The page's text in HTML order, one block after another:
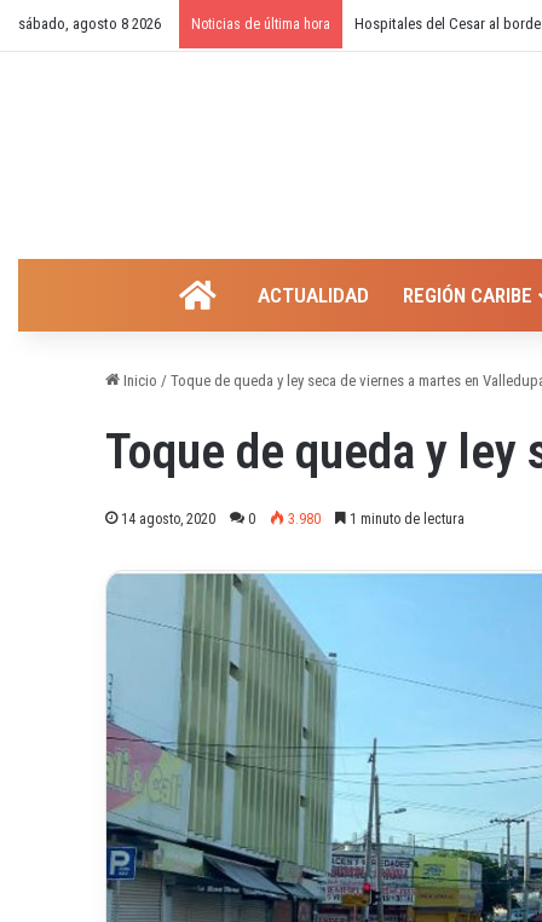
sábado, agosto 8 2026 Noticias de última hora ¿Cierre temporal del
INICIOACTUALIDAD REGIÓN CARIBE
Inicio / Toque de queda y ley seca de viernes a martes en
Toque de queda y
14 agosto, 2020 0 3.980 1 minuto de lectura